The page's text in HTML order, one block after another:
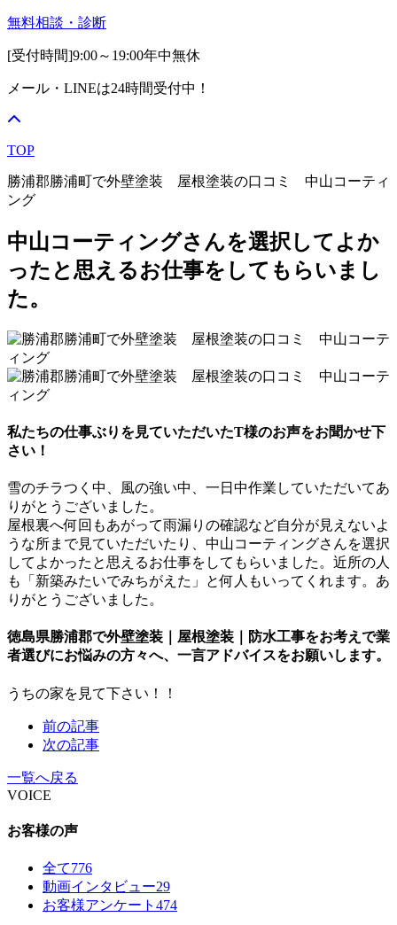
無料相談・診断
[受付時間]9:00～19:00年中無休
メール・LINEは24時間受付中！
TOP
勝浦郡勝浦町で外壁塗装 屋根塗装の口コミ 中山コーティ
ング
中山コーティングさんを選択してよか
ったと思えるお仕事をしてもらいまし
た。
私たちの仕事ぶりを見ていただいたT様のお声をお聞かせ下
さい！
雪のチラつく中、風の強い中、一日中作業していただいてあ
りがとうございました。
屋根裏へ何回もあがって雨漏りの確認など自分が見えないよ
うな所まで見ていただいたり、中山コーティングさんを選択
してよかったと思えるお仕事をしてもらいました。近所の人
も「新築みたいでみちがえた」と何人もいってくれます。あ
りがとうございました。
徳島県勝浦郡で外壁塗装｜屋根塗装｜防水工事をお考えで業
者選びにお悩みの方々へ、一言アドバイスをお願いします。
うちの家を見て下さい！！
前の記事
次の記事
一覧へ戻る
VOICE
お客様の声
全て776
動画インタビュー29
お客様アンケート 474